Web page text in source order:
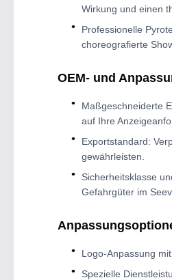
Wirkung und einen
Professionelle
choreografierte
OEM- und
Maßgeschneiderte
auf Ihre
Exportstandard:
gewährleisten.
Sicherheitsklasse
Gefahrgüter im
Logo-Anpassung
Spezielle